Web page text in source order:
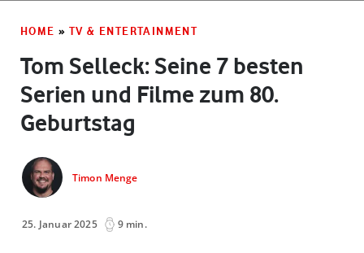
HOME » TV & ENTERTAINMENT
Tom Selleck: Seine 7 besten
Serien und Filme zum 80.
Geburtstag
Timon Menge
25. Januar 2025 9 min.